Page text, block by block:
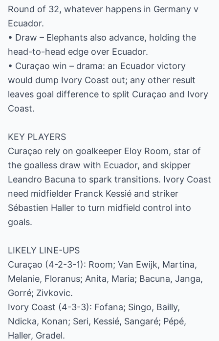
Round of 32, whatever happens in Germany v
Ecuador.
• Draw – Elephants also advance, holding the
head-to-head edge over Ecuador.
• Curaçao win – drama: an Ecuador victory
would dump Ivory Coast out; any other result
leaves goal difference to split Curaçao and Ivory
Coast.
KEY PLAYERS
Curaçao rely on goalkeeper Eloy Room, star of
the goalless draw with Ecuador, and skipper
Leandro Bacuna to spark transitions. Ivory Coast
need midfielder Franck Kessié and striker
Sébastien Haller to turn midfield control into
goals.
LIKELY LINE-UPS
Curaçao (4-2-3-1): Room; Van Ewijk, Martina,
Melanie, Floranus; Anita, Maria; Bacuna, Janga,
Gorré; Zivkovic.
Ivory Coast (4-3-3): Fofana; Singo, Bailly,
Ndicka, Konan; Seri, Kessié, Sangaré; Pépé,
Haller, Gradel.